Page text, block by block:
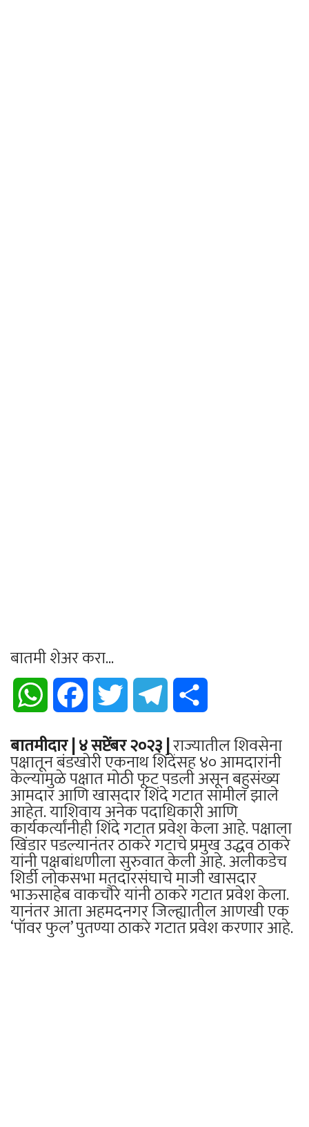
बातमी शेअर करा...
WhatsApp Facebook Twitter Telegram
बातमीदार | ४ सप्टेंबर २०२३ |राज्यातील शिवसेना
पक्षातून बंडखोरी एकनाथ शिंदेंसह ४० आमदारांनी
केल्यामुळे पक्षात मोठी फूट पडली असून बहुसंख्य
आमदार आणि खासदार शिंदे गटात सामील झाले
आहेत. याशिवाय अनेक पदाधिकारी आणि
कार्यकर्त्यांनीही शिंदे गटात प्रवेश केला आहे. पक्षाला
खिंडार पडल्यानंतर ठाकरे गटाचे प्रमुख उद्धव ठाकरे
यांनी पक्षबांधणीला सुरुवात केली आहे. अलीकडेच
शिर्डी लोकसभा मतदारसंघाचे माजी खासदार
भाऊसाहेब वाकचौरे यांनी ठाकरे गटात प्रवेश केला.
यानंतर आता अहमदनगर जिल्ह्यातील आणखी एक
‘पॉवर फुल’ पुतण्या ठाकरे गटात प्रवेश करणार आहे.